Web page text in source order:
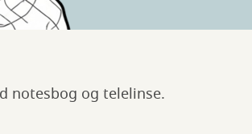
notesbog og telelinse.